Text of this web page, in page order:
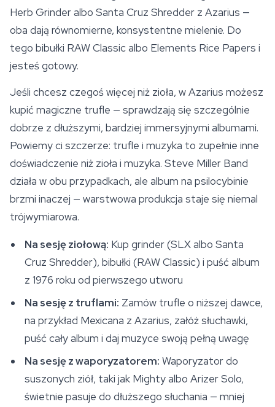
Herb Grinder albo Santa Cruz Shredder z Azarius —
oba dają równomierne, konsystentne mielenie. Do
tego bibułki RAW Classic albo Elements Rice Papers i
jesteś gotowy.
Jeśli chcesz czegoś więcej niż zioła, w Azarius możesz
kupić magiczne trufle — sprawdzają się szczególnie
dobrze z dłuższymi, bardziej immersyjnymi albumami.
Powiemy ci szczerze: trufle i muzyka to zupełnie inne
doświadczenie niż zioła i muzyka. Steve Miller Band
działa w obu przypadkach, ale album na psilocybinie
brzmi inaczej — warstwowa produkcja staje się niemal
trójwymiarowa.
Na sesję ziołową: Kup grinder (SLX albo Santa
Cruz Shredder), bibułki (RAW Classic) i puść album
z 1976 roku od pierwszego utworu
Na sesję z truflami: Zamów trufle o niższej dawce,
na przykład Mexicana z Azarius, załóż słuchawki,
puść cały album i daj muzyce swoją pełną uwagę
Na sesję z waporyzatorem: Waporyzator do
suszonych ziół, taki jak Mighty albo Arizer Solo,
świetnie pasuje do dłuższego słuchania — mniej